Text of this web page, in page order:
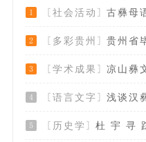
1 [社会活动] 古彝母语独立
2 [多彩贵州] 贵州省毕节彝
3 [学术成果] 凉山彝文
4 [语言文字] 浅谈汉彝
5 [历史学] 杜 宇 寻